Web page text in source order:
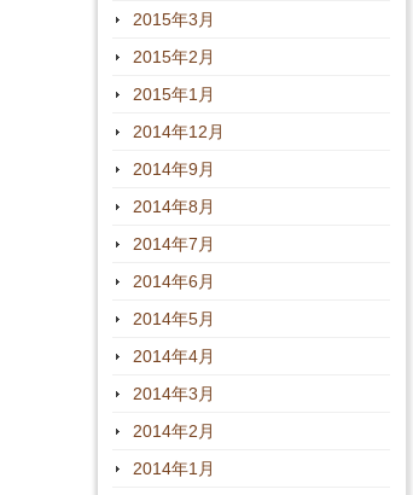
2015年3月
2015年2月
2015年1月
2014年12月
2014年9月
2014年8月
2014年7月
2014年6月
2014年5月
2014年4月
2014年3月
2014年2月
2014年1月